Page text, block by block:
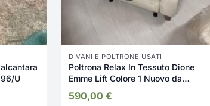
U
DIVANI E POLTRONE USATI
Poltrona Relax In Tessuto Dione
Emme Lift Colore 1 Nuovo da
590,00 €